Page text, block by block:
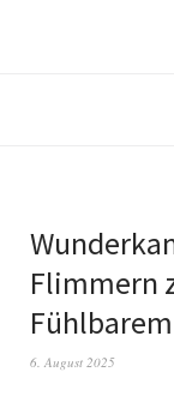
Flimmern
Fühlbarem
6. August 2025